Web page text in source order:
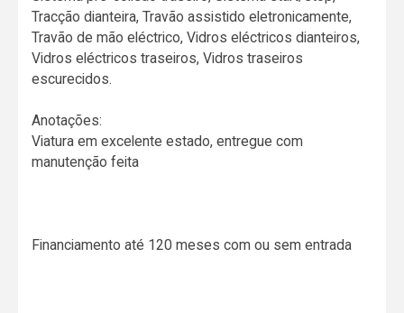
Tracção dianteira, Travão assistido eletronicamente,
Travão de mão eléctrico, Vidros eléctricos dianteiros,
Vidros eléctricos traseiros, Vidros traseiros
escurecidos.
Anotações:
Viatura em excelente estado, entregue com
manutenção feita
Financiamento até 120 meses com ou sem entrada